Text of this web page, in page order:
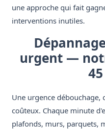
une approche qui fait
interventions inutiles.
urgent —
Une urgence débouchage,
coûteux. Chaque minute
plafonds, murs, parquets,